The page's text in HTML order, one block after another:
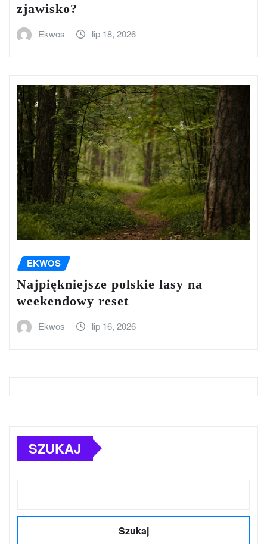
zjawisko?
Ekwos lip 18, 2026
EKWOS
Najpiękniejsze polskie lasy na
weekendowy reset
Ekwos lip 16, 2026
SZUKAJ
Szukaj